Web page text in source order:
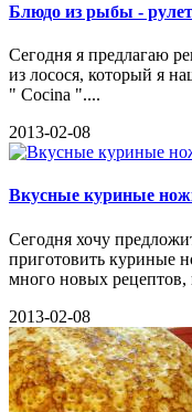
Блюдо из рыбы - рулет
Сегодня я предлагаю
из лосося, который я
" Cocina "....
2013-02-08
Вкусные куриные
Сегодня хочу
приготовить куриные
много новых рецептов,
2013-02-08